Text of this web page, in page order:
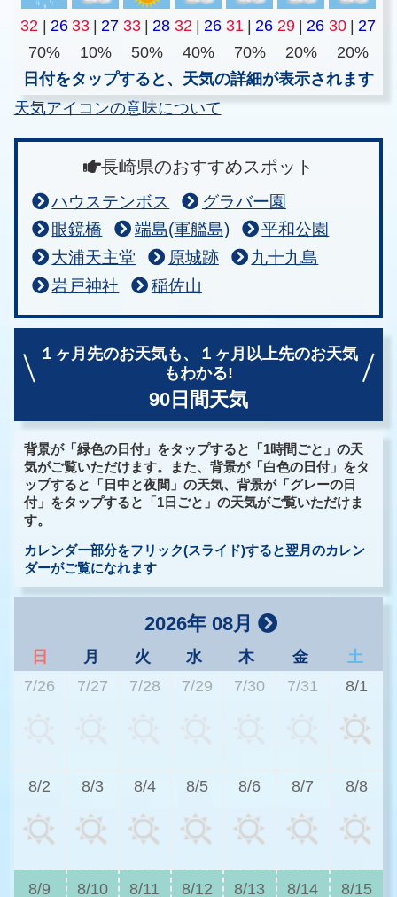
32 | 26 33 | 27 33 | 28 32 | 26 31 | 26 29 | 26 30 | 27
70%
10% 50% 40% 70% 20%
20%
日付をタップすると、天気の詳細が表示されます
天気アイコンの意味について
長崎県のおすすめスポット
ハウステンボス
グラバー園
眼鏡橋
端島(軍艦島)
平和公園
大浦天主堂
原城跡
九十九島
岩戸神社
稲佐山
１ヶ月先のお天気も、
１ヶ月以上先のお天気
もわかる!
90日間天気
背景が「緑色の日付」をタップすると「1時間ごと」の天
気がご覧いただけます。また、背景が「白色の日付」をタ
ップすると「日中と夜間」の天気、背景が「グレーの日
付」をタップすると「1日ごと」の天気がご覧いただけま
す。
カレンダー部分をフリック(スライド)すると翌月のカレン
ダーがご覧になれます
2026年 08月
日 月 火 水 木 金
土
7/26
7/27 7/28 7/29 7/30 7/31 8/1
8/2 8/3 8/4 8/5 8/6 8/7 8/8
8/9 8/10 8/11 8/12 8/13 8/14 8/15